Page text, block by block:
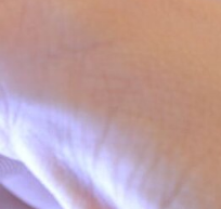
oder
erfahren, was